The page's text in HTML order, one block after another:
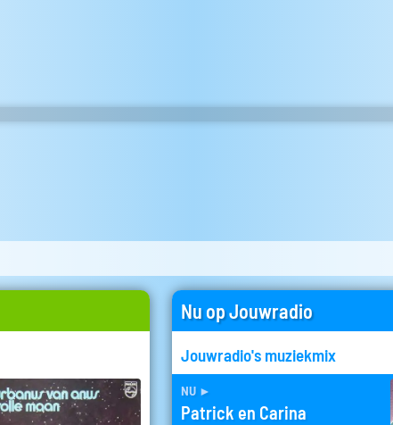
Nu op Jouwradio
Jouwradio's muziekmix
nu ►
Patrick en Carina